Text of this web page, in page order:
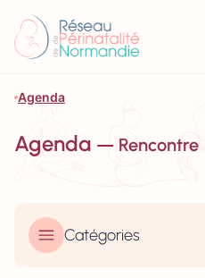
Agenda
Agenda — Rencontre
Catégories